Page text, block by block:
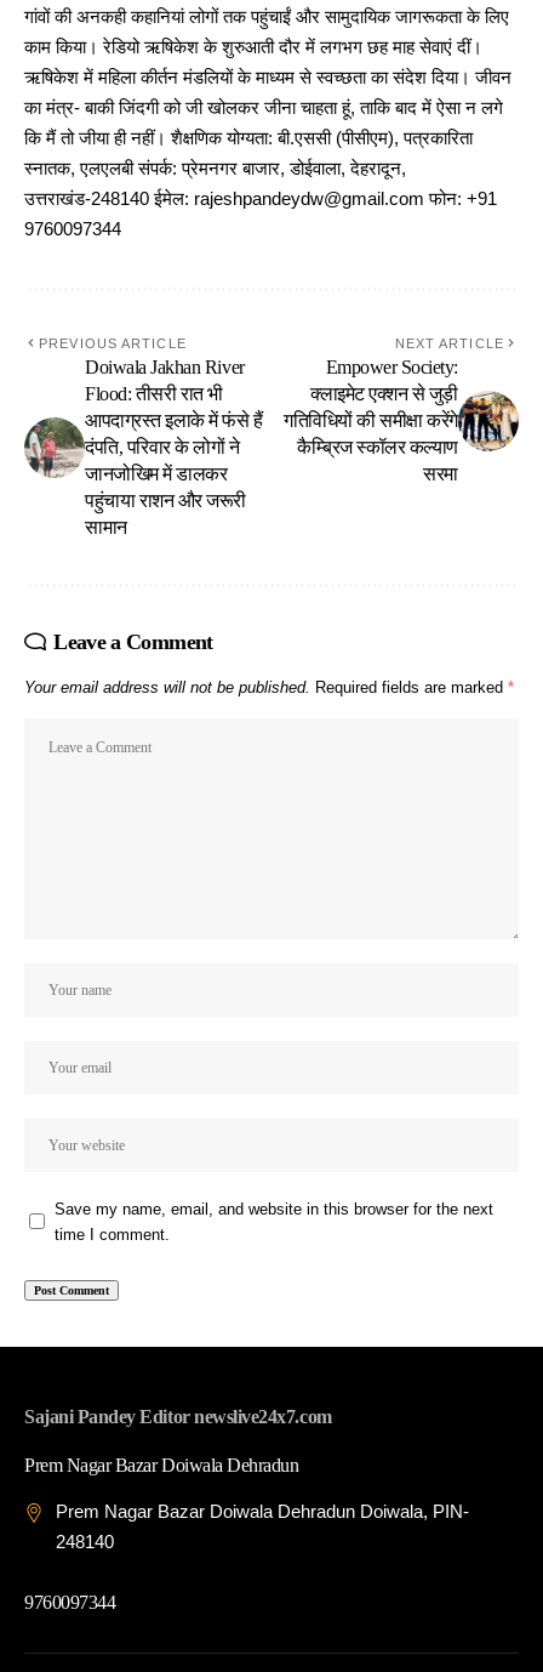
गांवों की अनकही कहानियां लोगों तक पहुंचाईं और सामुदायिक जागरूकता के लिए
काम किया। रेडियो ऋषिकेश के शुरुआती दौर में लगभग छह माह सेवाएं दीं।
ऋषिकेश में महिला कीर्तन मंडलियों के माध्यम से स्वच्छता का संदेश दिया। जीवन
का मंत्र- बाकी जिंदगी को जी खोलकर जीना चाहता हूं, ताकि बाद में ऐसा न लगे
कि मैं तो जीया ही नहीं। शैक्षणिक योग्यता: बी.एससी (पीसीएम), पत्रकारिता
स्नातक, एलएलबी संपर्क: प्रेमनगर बाजार, डोईवाला, देहरादून,
उत्तराखंड-248140 ईमेल: rajeshpandeydw@gmail.com फोन: +91
9760097344
PREVIOUS ARTICLE
Doiwala Jakhan River
Flood: तीसरी रात भी
आपदाग्रस्त इलाके में फंसे हैं
दंपति, परिवार के लोगों ने
जानजोखिम में डालकर
पहुंचाया राशन और जरूरी
सामान
NEXT ARTICLE
Empower Society:
क्लाइमेट एक्शन से जुड़ी
गतिविधियों की समीक्षा करेंगे
कैम्ब्रिज स्कॉलर कल्याण
सरमा
Leave a Comment
Your email address will not be published. Required fields are marked *
Save my name, email, and website in this browser for the next
time I comment.
Sajani Pandey Editor newslive24x7.com
Prem Nagar Bazar Doiwala Dehradun
Prem Nagar Bazar Doiwala Dehradun Doiwala, PIN-
248140
9760097344